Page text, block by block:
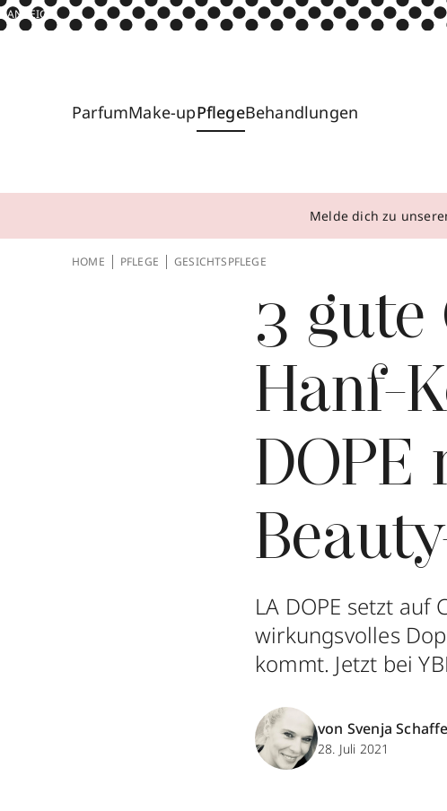
ANZEIGE
ParfumMake-upPflegeBehandlungen
Melde dich zu
HOME PFLEGE GESICHTSPFLEGE
3 gute
Hanf-
DOPE
LA DOPE setzt
wirkungsvolles
kommt. Jetzt bei
von Svenja
28. Juli 2021